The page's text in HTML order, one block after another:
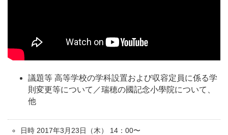
議題等 高等学校の学科設置および収容定員に係る学
則変更等について／瑞穂の國記念小學院について、
他
日時 2017年3月23日（木） 14：00〜